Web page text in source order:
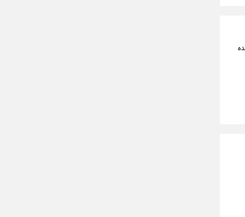
آینده